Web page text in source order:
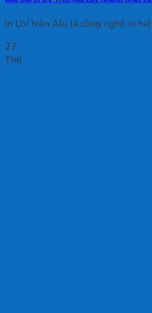
In UV trên Alu là công nghệ in
27
Th6